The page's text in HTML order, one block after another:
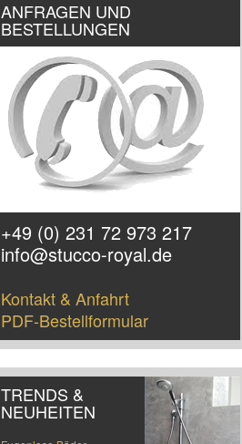
ANFRAGEN UND
BESTELLUNGEN
+49 (0) 231 72 973 217
info@stucco-royal.de
Kontakt & Anfahrt
PDF-Bestellformular
TRENDS &
NEUHEITEN